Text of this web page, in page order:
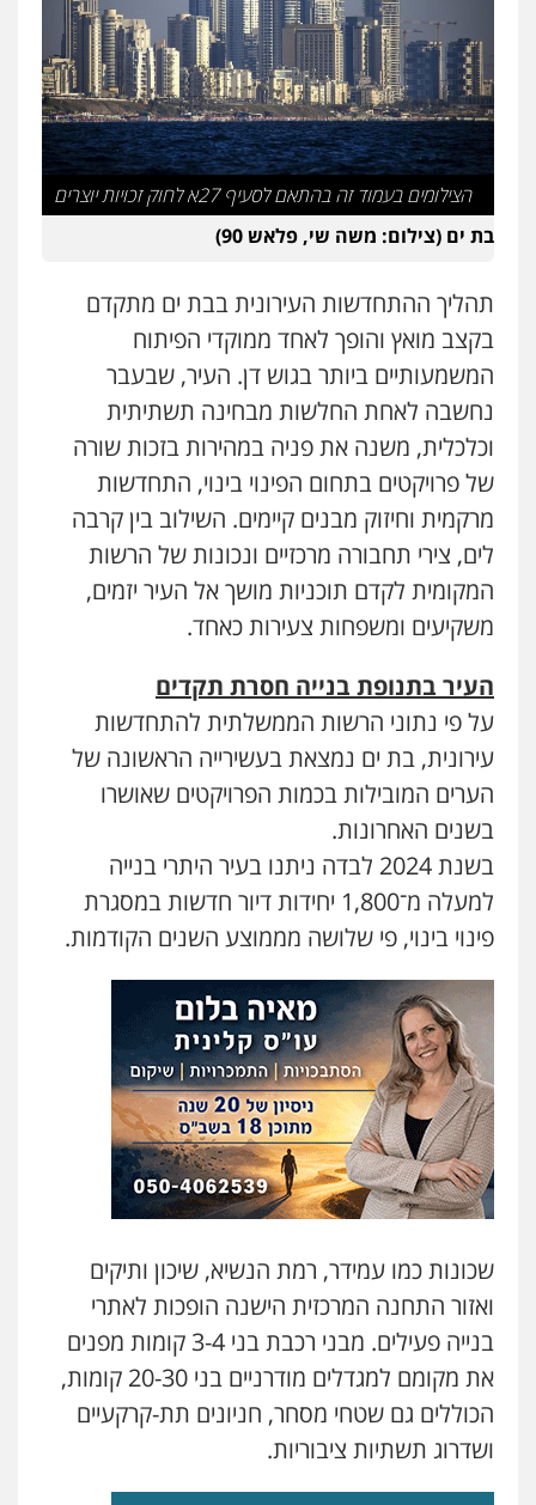
0505555110
עו"ד יצחק איצקוביץ'
פלילי פשיעה חמורה צווארון לבן
0526655833
עו"ד אורנת קמרון
0505417090
עו"ד דפנה לביא
משפחה גישור
0507206063
מנשה, אלמוג – עורכי דין
פלילי עבירות תנועה צווארון לבן תעבורה
עורכי דין לענייני אסירים מעצרים וחקירות
0546470989
הצילומים בעמוד זה בהתאם לסעיף 27א לחוק זכויות יוצרים
בת ים (צילום: משה שי, פלאש 90)
תהליך ההתחדשות העירונית בבת ים מתקדם
בקצב מואץ והופך לאחד ממוקדי הפיתוח
המשמעותיים ביותר בגוש דן. העיר, שבעבר
נחשבה לאחת החלשות מבחינה תשתיתית
וכלכלית, משנה את פניה במהירות בזכות שורה
של פרויקטים בתחום הפינוי בינוי, התחדשות
מרקמית וחיזוק מבנים קיימים. השילוב בין קרבה
לים, צירי תחבורה מרכזיים ונכונות של הרשות
המקומית לקדם תוכניות מושך אל העיר יזמים,
משקיעים ומשפחות צעירות כאחד.
העיר בתנופת בנייה חסרת תקדים
על פי נתוני הרשות הממשלתית להתחדשות
עירונית, בת ים נמצאת בעשירייה הראשונה של
הערים המובילות בכמות הפרויקטים שאושרו
בשנים האחרונות.
בשנת 2024 לבדה ניתנו בעיר היתרי בנייה
למעלה מ־1,800 יחידות דיור חדשות במסגרת
פינוי בינוי, פי שלושה מממוצע השנים הקודמות.
שכונות כמו עמידר, רמת הנשיא, שיכון ותיקים
ואזור התחנה המרכזית הישנה הופכות לאתרי
בנייה פעילים. מבני רכבת בני 3-4 קומות מפנים
את מקומם למגדלים מודרניים בני 20-30 קומות,
הכוללים גם שטחי מסחר, חניונים תת-קרקעיים
ושדרוג תשתיות ציבוריות.